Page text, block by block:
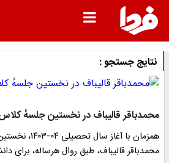
نتایج جستجو :
محمدباقر قالیباف در نخستین جلسهٔ
همزمان با آغاز
محمدباقر قالیباف، طبق روال هرساله، برای